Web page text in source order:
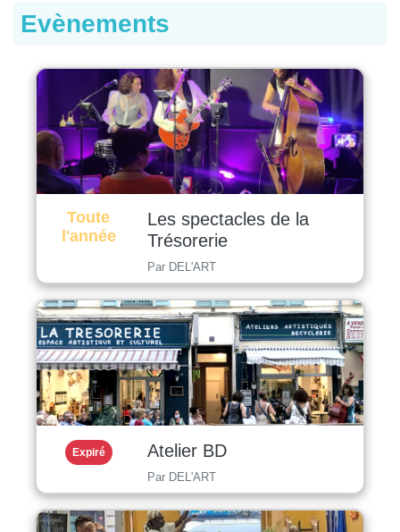
Evènements
Toute
l'année
Les spectacles de la
Trésorerie
Par DEL'ART
Expiré Atelier BD
Par DEL'ART